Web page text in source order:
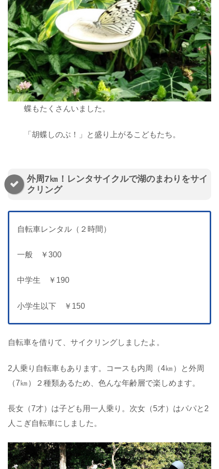
蝶もたくさんいました。
「胡蝶しのぶ！」と盛り上がるこどもたち。
外周7㎞！レンタサイクルで湖のまわりをサイ
クリング
自転車レンタル（２時間）
一般 ￥300
中学生 ￥190
小学生以下 ￥150
自転車を借りて、サイクリングしましたよ。
2人乗り自転車もあります。コースも内周（4㎞）と外周
（7㎞）２種類あるため、色んな年齢層で楽しめます。
長女（7才）は子ども用一人乗り。次女（5才）はパパと2
人こぎ自転車にしました。